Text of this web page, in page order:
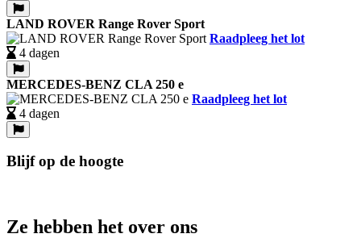
LAND ROVER Range Rover Sport
Raadpleeg het lot
4 dagen
MERCEDES-BENZ CLA 250 e
Raadpleeg het lot
4 dagen
Blijf op de hoogte
Ze hebben het over ons